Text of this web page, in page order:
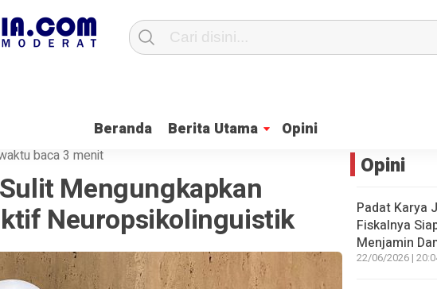
Beranda Berita Utama Opini
Data PKH Ini Penjelasan, Anggota DPRD Enie Widhiastuti Ketua Fraksi PKS Kota
baca 3 menit
Mengungkapkan
Neuropsikolinguistik
Opini
Padat Karya
Fiskalnya
Menjamin
22/06/2026 |